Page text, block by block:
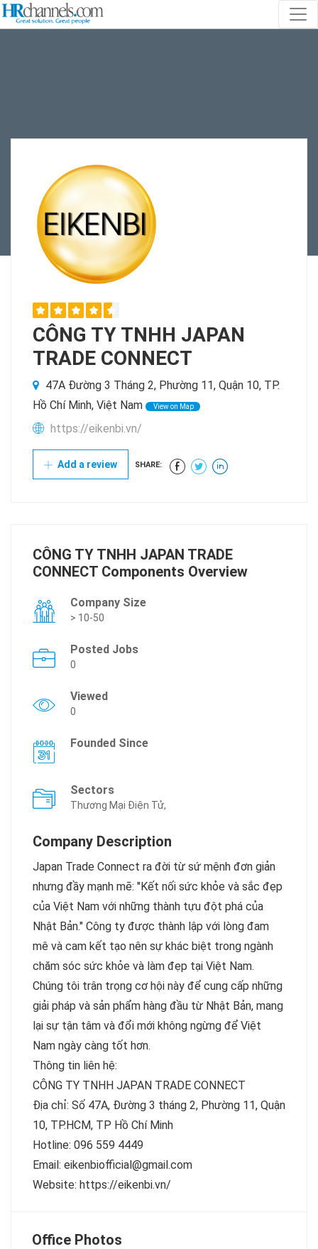
CÔNG TY TNHH JAPAN
TRADE CONNECT
47A Đường 3 Tháng 2, Phường 11, Quận 10, TP.
Hồ Chí Minh, Việt Nam
View on Map
https://eikenbi.vn/
Add a review SHARE:
CÔNG TY TNHH JAPAN TRADE
CONNECT Components Overview
Company Size
> 10-50
Posted Jobs
0
Viewed
0
Founded Since
Sectors
Thương Mại Điện Tử,
Company Description
Japan Trade Connect ra đời từ sứ mệnh đơn giản
nhưng đầy mạnh mẽ: "Kết nối sức khỏe và sắc đẹp
của Việt Nam với những thành tựu đột phá của
Nhật Bản." Công ty được thành lập với lòng đam
mê và cam kết tạo nên sự khác biệt trong ngành
chăm sóc sức khỏe và làm đẹp tại Việt Nam.
Chúng tôi trân trọng cơ hội này để cung cấp những
giải pháp và sản phẩm hàng đầu từ Nhật Bản, mang
lại sự tận tâm và đổi mới không ngừng để Việt
Nam ngày càng tốt hơn.
Thông tin liên hệ:
CÔNG TY TNHH JAPAN TRADE CONNECT
Địa chỉ: Số 47A, Đường 3 tháng 2, Phường 11, Quận
10, TP.HCM, TP Hồ Chí Minh
Hotline: 096 559 4449
Email: eikenbiofficial@gmail.com
Website: https://eikenbi.vn/
Office Photos